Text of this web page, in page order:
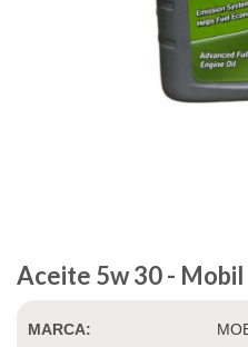
Aceite 5w 30 -
MARCA: